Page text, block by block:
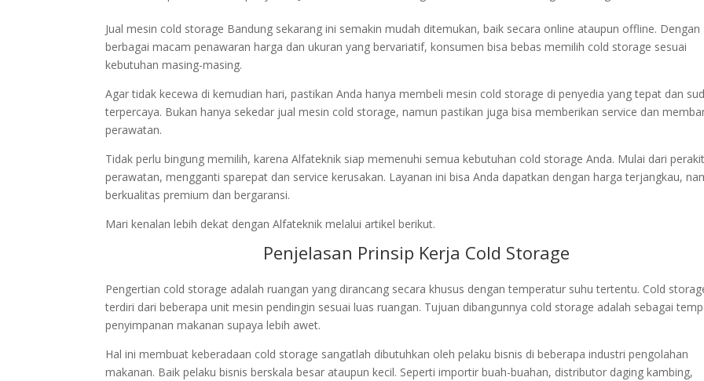
Jual mesin cold storage Bandung sekarang ini semakin mudah ditemukan, baik secara online ataupun offline. Dengan
berbagai macam penawaran harga dan ukuran yang bervariatif, konsumen bisa bebas memilih cold storage sesuai
kebutuhan masing-masing.
Agar tidak kecewa di kemudian hari, pastikan Anda hanya membeli mesin cold storage di penyedia yang tepat dan
terpercaya. Bukan hanya sekedar jual mesin cold storage, namun pastikan juga bisa memberikan service dan
perawatan.
Tidak perlu bingung memilih, karena Alfateknik siap memenuhi semua kebutuhan cold storage Anda. Mulai dari
perawatan, mengganti sparepat dan service kerusakan. Layanan ini bisa Anda dapatkan dengan harga terjangkau,
berkualitas premium dan bergaransi.
Mari kenalan lebih dekat dengan Alfateknik melalui artikel berikut.
Penjelasan Prinsip Kerja Cold Storage
Pengertian cold storage adalah ruangan yang dirancang secara khusus dengan temperatur suhu tertentu. Cold
terdiri dari beberapa unit mesin pendingin sesuai luas ruangan. Tujuan dibangunnya cold storage adalah sebagai
penyimpanan makanan supaya lebih awet.
Hal ini membuat keberadaan cold storage sangatlah dibutuhkan oleh pelaku bisnis di beberapa industri pengolahan
makanan. Baik pelaku bisnis berskala besar ataupun kecil. Seperti importir buah-buahan, distributor daging kambing,